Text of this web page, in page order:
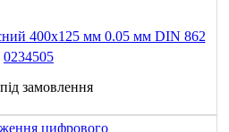
400x125 мм 0.05 мм DIN 862
0234505
під замовлення